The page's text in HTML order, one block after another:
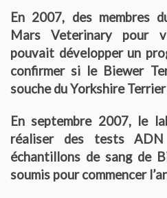
Le standard du Biewer Terrier
Points de Non Confirmation
Faire confirmer votre Biewer
Dépistage radiographique –
Terrier
En 2007, des membres
Mars Veterinary pour
pouvait développer un
confirmer si le Biewer
souche du Yorkshire
En septembre 2007, le
réaliser des tests
échantillons de sang de
soumis pour commencer